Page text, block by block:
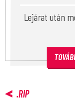
Lejárat után
.RIP